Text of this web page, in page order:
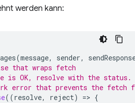
werden kann:
(message, sender,
that wraps fetch
is OK, resolve with the
error that prevents the fetch
((resolve, reject) => {